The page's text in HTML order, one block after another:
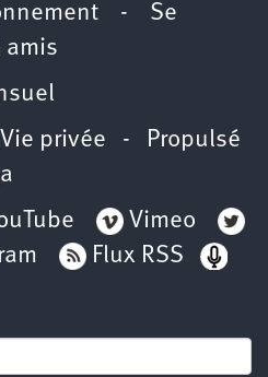
- Se
amis
privée - Propulsé
Vimeo
Flux RSS